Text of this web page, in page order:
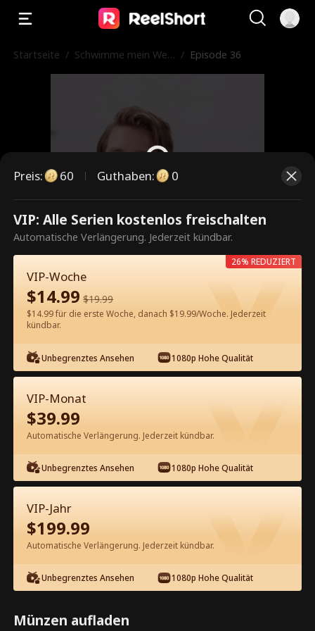
Startseite / Schwimme mein Weg / Episode 36
Dies ist eine kostenpflichtige
Episode. Bitte entsperren, um
60 Jetzt entsperren
Kostenlos in der App ansehen
Episode 36 - Schwimme mein Weg
zurück zu dir Kompletter Film
0-49 50-72
36 37 38 39 40
Preis: 60 Guthaben: 0
VIP: Alle Serien kostenlos freischalten
Automatische Verlängerung. Jederzeit kündbar.
VIP-Woche
$14.99 $19.99
$14.99 für die erste Woche, danach $19.99/Woche. Jederzeit
kündbar.
Unbegrenztes Ansehen 1080p Hohe Qualität
26% REDUZIERT
VIP-Monat
$39.99
Automatische Verlängerung. Jederzeit kündbar.
Unbegrenztes Ansehen 1080p Hohe Qualität
VIP-Jahr
$199.99
Automatische Verlängerung. Jederzeit kündbar.
Unbegrenztes Ansehen 1080p Hohe Qualität
Münzen aufladen